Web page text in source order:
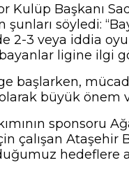
Kulüp Başkanı
söyledi:
2-3 veya iddia
bayanlar ligine ilgi
başlarken,
büyük önem
sponsoru
çalışan Ataşehir
hedeflere